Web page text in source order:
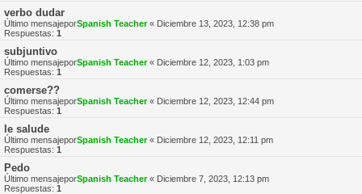
verbo dudar
Último mensajeporSpanish Teacher« Diciembre 13, 2023, 12:38 pm
Respuestas: 1
subjuntivo
Último mensajeporSpanish Teacher« Diciembre 12, 2023, 1:03 pm
Respuestas: 1
comerse??
Último mensajeporSpanish Teacher« Diciembre 12, 2023, 12:44 pm
Respuestas: 1
le salude
Último mensajeporSpanish Teacher« Diciembre 12, 2023, 12:11 pm
Respuestas: 1
Pedo
Último mensajeporSpanish Teacher« Diciembre 7, 2023, 12:13 pm
Respuestas: 1